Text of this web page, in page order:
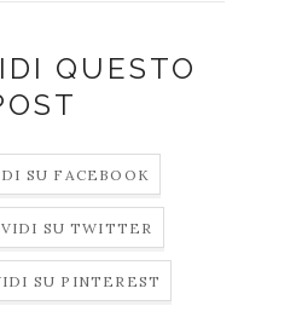
QUESTO
SU FACEBOOK
SU TWITTER
SU PINTEREST